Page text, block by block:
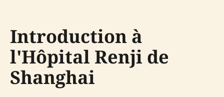
Introduction à
l'Hôpital Renji de
Shanghai